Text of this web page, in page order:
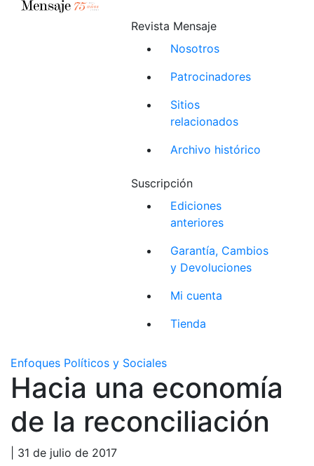
Revista Mensaje
Nosotros
Patrocinadores
Sitios
relacionados
Archivo histórico
Suscripción
Ediciones
anteriores
Garantía, Cambios
y Devoluciones
Mi cuenta
Tienda
Enfoques Políticos y Sociales
Hacia una economía
de la reconciliación
| 31 de julio de 2017